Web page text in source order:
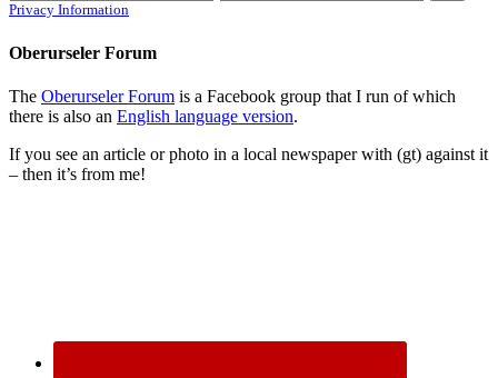
Privacy Information
Oberurseler Forum
The Oberurseler Forum is a Facebook group that I run of which
there is also an English language version.
If you see an article or photo in a local newspaper with (gt) against it
– then it’s from me!